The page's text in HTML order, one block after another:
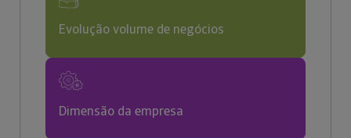
Evolução volume de negócios
Dimensão da empresa